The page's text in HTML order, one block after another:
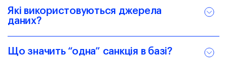
Які використовуються джерела
даних?
Що значить “одна” санкція в базі?